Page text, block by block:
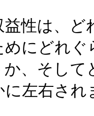
性は、
にどれ
、そして
左右され